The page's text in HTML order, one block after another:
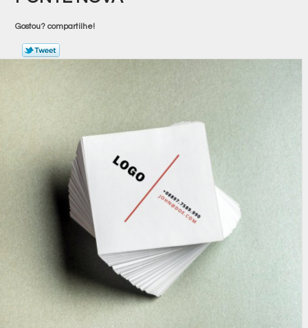
Gostou? compartilhe!